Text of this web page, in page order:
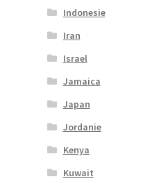
Indonesie
Iran
Israel
Jamaica
Japan
Jordanie
Kenya
Kuwait